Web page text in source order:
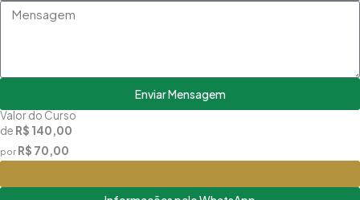
Mensagem
Enviar Mensagem
Valor do Curso
de R$ 140,00
por R$ 70,00